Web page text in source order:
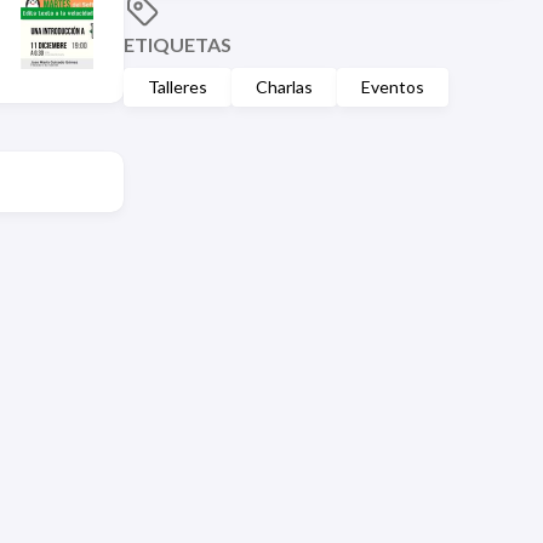
ETIQUETAS
Talleres Charlas Eventos